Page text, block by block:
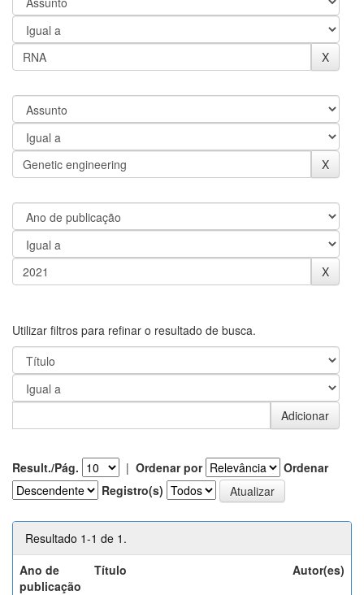
Utilizar filtros para refinar o resultado de busca.
Result./Pág. | Ordenar por
Ordenar
Registro(s)
Resultado 1-1 de 1.
Ano de
publicação
Título Autor(es)